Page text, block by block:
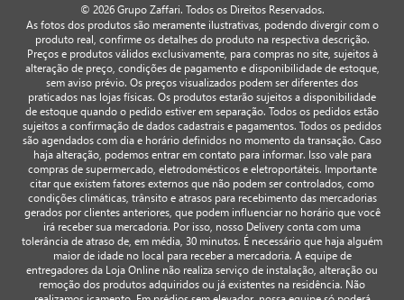
© 2026 Grupo Zaffari. Todos os Direitos Reservados.
As fotos dos produtos são meramente ilustrativas, podendo divergir com o
produto real, confirme os detalhes do produto na respectiva descrição.
Preços e produtos válidos exclusivamente, para compras no site, sujeitos à
alteração de preço, condições de pagamento e disponibilidade de estoque,
sem aviso prévio. Os preços visualizados podem ser diferentes dos
praticados nas lojas físicas. Os produtos estarão sujeitos a disponibilidade
de estoque quando o pedido estiver em separação. Todos os pedidos estão
sujeitos a confirmação de dados cadastrais e pagamentos. Todos os pedidos
são agendados com dia e horário definidos no momento da transação. Caso
haja alteração, podemos entrar em contato para informar. Isso vale para
compras de supermercado, eletrodomésticos e eletroportáteis. Importante
citar que existem fatores externos que não podem ser controlados, como
condições climáticas, trânsito e atrasos para recebimento das mercadorias
gerados por clientes anteriores, que podem influenciar no horário que você
irá receber sua mercadoria. Por isso, nosso Delivery conta com uma
tolerância de atraso de, em média, 30 minutos. É necessário que haja alguém
maior de idade no local para receber a mercadoria. A equipe de
entregadores da Loja Online não realiza serviço de instalação, alteração ou
remoção dos produtos adquiridos ou já existentes na residência. Não